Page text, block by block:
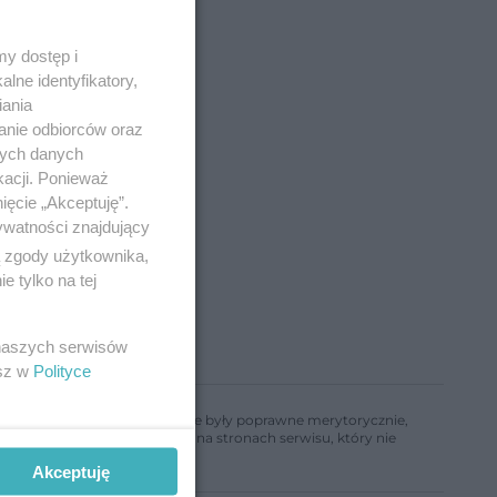
informacje w nim zawarte były poprawne merytorycznie,
informacji zamieszczonych na stronach serwisu, który nie
dostęp i
identyfikatory,
odbiorców oraz
danych
Ponieważ
„Akceptuję”.
znajdujący
użytkownika,
tylko na tej
serwisów
w Polityce
Akceptuję